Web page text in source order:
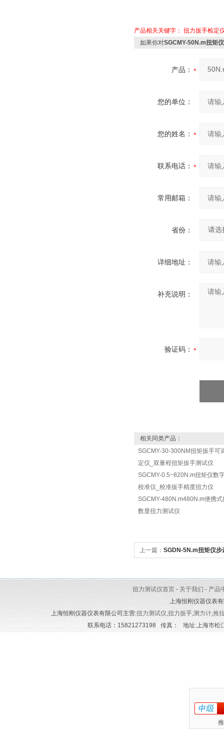
产品相关关键字： 扭力扳手检定
如果你对SGCMY-50N.m扭矩
产品：
您的单位：
您的姓名：
联系电话：
常用邮箱：
省份：
详细地址：
补充说明：
验证码：
相关同类产品：
SGCMY-30-300NM扭矩扳手可
定仪_双量程扭矩扳手测试仪
SGCMY-0.5~820N.m扭矩仪数
校准仪_校准扳手精度扭力仪
SGCMY-480N.m480N.m便携式
数显扭力测试仪
上一篇： SGDN-5N.m扭矩仪步
扭力测试仪首页 - 关于我们 - 产品
上海恒刚仪器仪表
上海恒刚仪器仪表有限公司主营:扭力测试仪,扭力扳手,测力计,推
联系电话：15821273198 传真： 地址:上海市